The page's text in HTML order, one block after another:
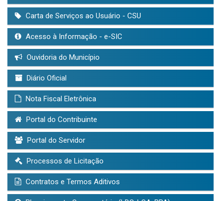
Carta de Serviços ao Usuário - CSU
Acesso à Informação - e-SIC
Ouvidoria do Município
Diário Oficial
Nota Fiscal Eletrônica
Portal do Contribuinte
Portal do Servidor
Processos de Licitação
Contratos e Termos Aditivos